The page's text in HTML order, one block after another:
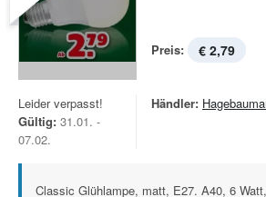
Preis: € 2,79
Leider verpasst!
Gültig: 31.01. -
07.02.
Händler:
Classic Glühlampe, matt, E27. A40, 6